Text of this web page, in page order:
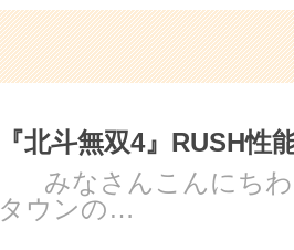
『北斗無双4』RUSH性
みなさんこんにちわ
タウンの…